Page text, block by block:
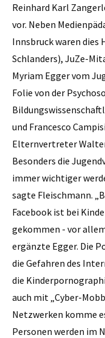
Reinhard Karl
vor. Neben
Innsbruck waren dies
Schlanders), JuZe-
Myriam Egger vom
Folie von der
und Francesco
Elternvertreter
Besonders die
immer wichtiger
sagte Fleischmann.
Facebook ist bei
gekommen - vor
ergänzte Egger. Die
die Gefahren des
die
auch mit „Cyber-
Netzwerken komme
Personen werden im